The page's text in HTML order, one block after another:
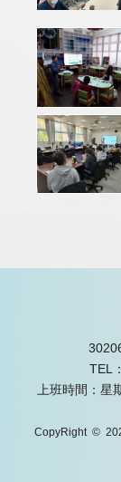
TEL
上班時間：
CopyRight ©